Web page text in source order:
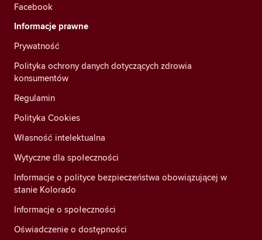
Facebook
Informacje prawne
Prywatność
Polityka ochrony danych dotyczących zdrowia
konsumentów
Regulamin
Polityka Cookies
Własność intelektualna
Wytyczne dla społeczności
Informacje o polityce bezpieczeństwa obowiązującej w
stanie Kolorado
Informacje o społeczności
Oświadczenie o dostępności